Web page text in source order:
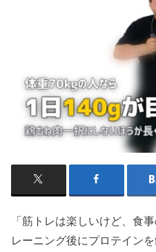
「筋トレは楽しいけど、食
レーニング後にプロテイン